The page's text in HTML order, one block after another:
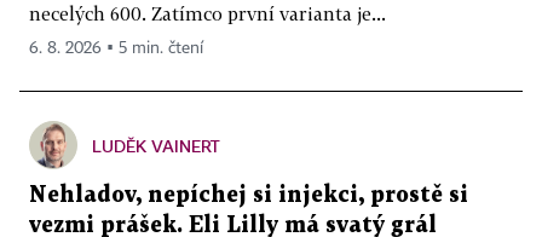
necelých 600. Zatímco první varianta je...
6. 8. 2026 ▪ 5 min. čtení
LUDĚK VAINERT
Nehladov, nepíchej si injekci, prostě si
vezmi prášek. Eli Lilly má svatý grál